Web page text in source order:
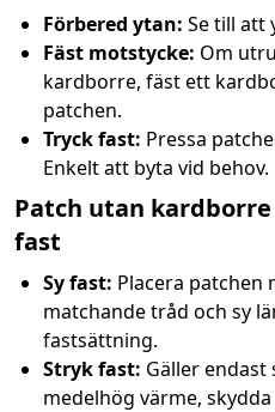
Förbered ytan: Se till att
Fäst motstycke: Om
kardborre, fäst ett
patchen.
Tryck fast: Pressa
Enkelt att byta vid behov.
Patch utan
fast
Sy fast: Placera patchen
matchande tråd och sy
fastsättning.
Stryk fast: Gäller endast
medelhög värme,